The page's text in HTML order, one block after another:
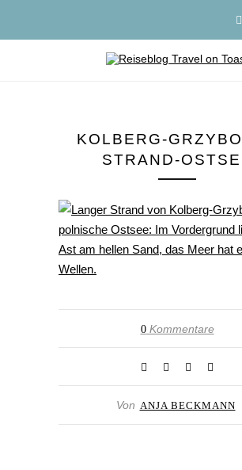
KOLBERG-
STRAND-
0Kommentare
Von ANJA BECKMANN